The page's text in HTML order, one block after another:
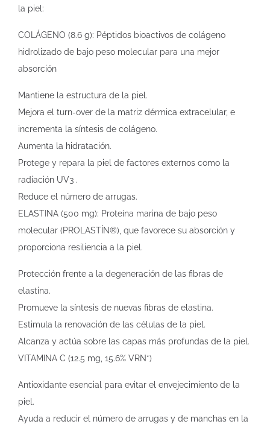
la piel:
COLÁGENO (8.6 g): Péptidos bioactivos de colágeno
hidrolizado de bajo peso molecular para una mejor
absorción
Mantiene la estructura de la piel.
Mejora el turn-over de la matriz dérmica extracelular, e
incrementa la síntesis de colágeno.
Aumenta la hidratación.
Protege y repara la piel de factores externos como la
radiación UV3 .
Reduce el número de arrugas.
ELASTINA (500 mg): Proteína marina de bajo peso
molecular (PROLASTÍN®), que favorece su absorción y
proporciona resiliencia a la piel.
Protección frente a la degeneración de las fibras de
elastina.
Promueve la síntesis de nuevas fibras de elastina.
Estimula la renovación de las células de la piel.
Alcanza y actúa sobre las capas más profundas de la piel.
VITAMINA C (12.5 mg, 15.6% VRN*)
Antioxidante esencial para evitar el envejecimiento de la
piel.
Ayuda a reducir el número de arrugas y de manchas en la